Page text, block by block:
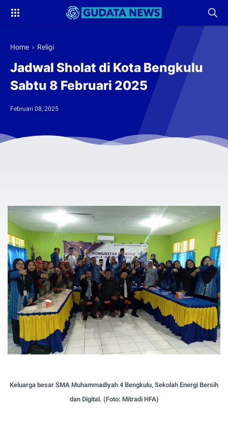
Home › Religi
Jadwal Sholat di Kota Bengkulu
Sabtu 8 Februari 2025
Februari 08, 2025
Keluarga besar SMA Muhammadiyah 4 Bengkulu, Sekolah Energi Bersih
dan Digital. (Foto: Mitradi HFA)